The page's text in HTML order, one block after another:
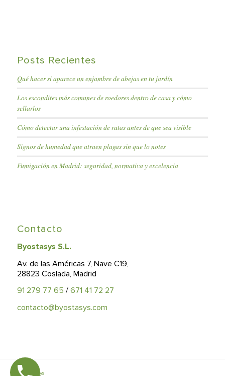
Posts Recientes
Qué hacer si aparece un enjambre de abejas en tu jardín
Los escondites más comunes de roedores dentro de casa y cómo
sellarlos
Cómo detectar una infestación de ratas antes de que sea visible
Signos de humedad que atraen plagas sin que lo notes
Fumigación en Madrid: seguridad, normativa y excelencia
Contacto
Byostasys S.L.
Av. de las Américas 7, Nave C19,
28823 Coslada, Madrid
91 279 77 65 / 671 41 72 27
contacto@byostasys.com
© Byostasys